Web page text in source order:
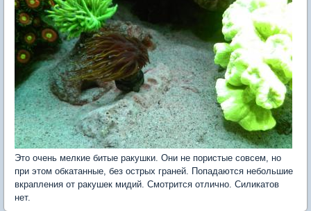
Это очень мелкие битые ракушки. Они не пористые совсем, но
при этом обкатанные, без острых граней. Попадаются небольшие
вкрапления от ракушек мидий. Смотрится отлично. Силикатов
нет.